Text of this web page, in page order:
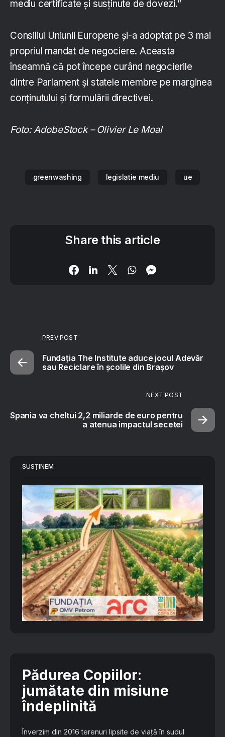
mediu certificate și susținute de dovezi.”
Consiliul Uniunii Europene și-a adoptat pe 3 mai
propriul mandat de negociere. Aceasta
înseamnă că pot începe curând negocierile
dintre Parlament și statele membre pe marginea
conținutului și formulării directivei.
Foto: AdobeStock – Olivier Le Moal
greenwashing legislatie mediu ue
Share this article
PREV POST
Fundația The Institute aduce jocul Adevăr
sau Reciclare în școlile din Brașov
NEXT POST
Spania va cheltui 2,2 miliarde de euro pentru
a atenua impactul secetei
SUSȚINEM
Pădurea Copiilor:
jumătate din misiune
îndeplinită
Înverzim din 2016 terenuri lipsite de viață în sudul